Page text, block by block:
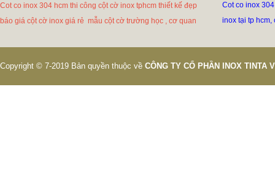
Cot co inox 304 hcm thi công cột cờ inox tphcm thiết kế đẹp
báo giá cột cờ inox giá rẻ mẫu cột cờ trường học , cơ quan
Cot co inox
inox tại tp
Copyright © 7-2019 Bản quyền thuộc về CÔNG TY CỔ PHẦN INOX TINTA